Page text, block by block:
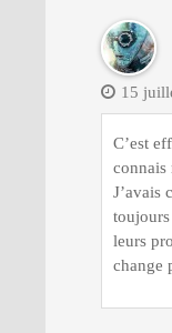
15
C’est
connais
J’avais
leurs
change